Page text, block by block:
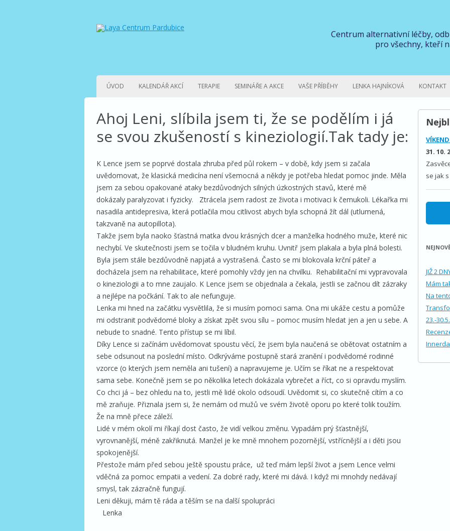
Centrum alternativní léčby,
pro všechny, kteří
ÚVOD KALENDÁŘ AKCÍ TERAPIE SEMINÁŘE A AKCE VAŠE PŘÍBĚHY LENKA HAJNÍKOVÁ KONTAKT
Ahoj Leni, slíbila jsem ti, že se podělím i já
se svou zkušeností s kineziologií.Tak tady je:
K Lence jsem se poprvé dostala zhruba před půl rokem – v době, kdy jsem si začala
uvědomovat, že klasická medicína není všemocná a někdy je potřeba hledat pomoc jinde. Měla
jsem za sebou opakované ataky bezdůvodných silných úzkostných stavů, které mě
dokázaly paralyzovat i fyzicky. Ztrácela jsem radost ze života i motivaci k čemukoli. Lékařka mi
nasadila antidepresiva, která potlačila mou citlivost abych byla schopná žít dál (utlumená,
takzvaně na autopillota).
Takže jsem byla naoko šťastná matka dvou krásných dcer a manželka hodného muže, které nic
nechybí. Ve skutečnosti jsem se točila v bludném kruhu. Uvnitř jsem plakala a byla plná bolesti.
Byla jsem stále bezdůvodně napjatá a vystrašená. Často se mi blokovala krční páteř a
docházela jsem na rehabilitace, které pomohly vždy jen na chvilku. Rehabilitační mi vypravovala
o kineziologii a to mne zaujalo. K Lence jsem se objednala a čekala, jestli se začnou dít zázraky
a nejlépe na počkání. Tak to ale nefunguje.
Lenka mi hned na začátku vysvětlila, že si musím pomoci sama. Ona mi ukáže cestu a pomůže
mi odstranit podvědomé bloky a získat zpět svou sílu – pomoc musím hledat jen a jen u sebe. A
nebude to snadné. Tento přístup se mi líbil.
Díky Lence si začínám uvědomovat spoustu věcí, že jsem byla naučená se obětovat ostatním a
sebe odsunout na poslední místo. Odkrýváme postupně stará zranění i podvědomé rodinné
vzorce (o kterých jsem neměla ani tušení) a napravujeme je. Učím se říkat ne a respektovat
sama sebe. Konečně jsem se po několika letech dokázala vybrečet a říct, co si opravdu myslím.
Co chci já – bez ohledu na to, jestli mě lidé okolo odsoudí. Uvědomit si, co skutečně cítím a co
mě zraňuje. Přiznala jsem si, že nemám od mužů ve svém životě oporu po které tolik toužím.
Že na mně přece záleží.
Lidé v mém okolí mi říkají dost často, že vidí velkou změnu. Vypadám prý šťastnější,
vyrovnanější, méně zakřiknutá. Manžel je ke mně mnohem pozornější, vstřícnější a i děti jsou
spokojenější.
Přestože mám před sebou ještě spoustu práce, už teď mám lepší život a jsem Lence velmi
vděčná za pomoc empatii a vedení. Za dobré rady, které mi dává. I když mi mnohdy nedávají
smysl, tak zázračně fungují.
Leni děkuji, mám tě ráda a těším se na další spolupráci
Lenka
31. 10.
se jak
JIŽ 2
Mám
Na
23.-